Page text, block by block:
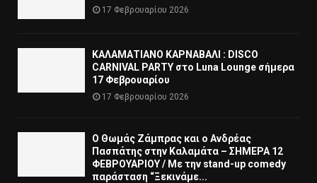
17 Φεβρουαρίου 2026
ΚΑΛΑΜΑΤΙΑΝΟ ΚΑΡΝΑΒΑΛΙ : DISCO
CARNIVAL PARTY στο Luna Lounge σήμερα
17 Φεβρουαρίου
17 Φεβρουαρίου 2026
Ο Θωμάς Ζάμπρας και ο Ανδρέας
Πασπάτης στην Καλαμάτα – ΣΗΜΕΡΑ 12
ΦΕΒΡΟΥΑΡΙΟΥ / Με την stand-up comedy
παράσταση “Ξεκινάμε...